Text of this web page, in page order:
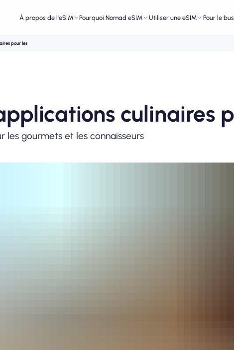
À propos de l'eSIM Pourquoi Nomad eSIM Utiliser une eSIM Pour le
pour les
culinaires
les gourmets et les connaisseurs